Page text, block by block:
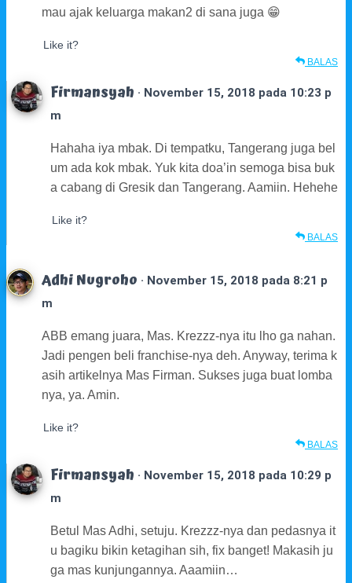
mau ajak keluarga makan2 di sana juga 😁
Like it?
BALAS
Firmansyah · November 15, 2018 pada 10:23 p
m
Hahaha iya mbak. Di tempatku, Tangerang juga bel
um ada kok mbak. Yuk kita doa’in semoga bisa buk
a cabang di Gresik dan Tangerang. Aamiin. Hehehe
Like it?
BALAS
Adhi Nugroho · November 15, 2018 pada 8:21 p
m
ABB emang juara, Mas. Krezzz-nya itu lho ga nahan.
Jadi pengen beli franchise-nya deh. Anyway, terima k
asih artikelnya Mas Firman. Sukses juga buat lomba
nya, ya. Amin.
Like it?
BALAS
Firmansyah · November 15, 2018 pada 10:29 p
m
Betul Mas Adhi, setuju. Krezzz-nya dan pedasnya it
u bagiku bikin ketagihan sih, fix banget! Makasih ju
ga mas kunjungannya. Aaamiin…